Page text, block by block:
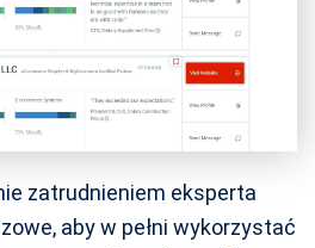
zatrudnieniem eksperta
aby w pełni wykorzystać